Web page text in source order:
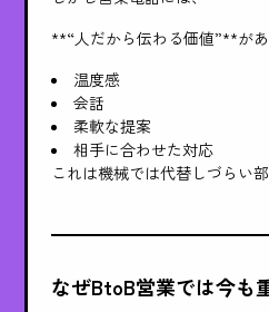
**“人だから伝わる価値”**があ
温度感
会話
柔軟な提案
相手に合わせた対応
これは機械では代替しづらい部
なぜBtoB営業では今も